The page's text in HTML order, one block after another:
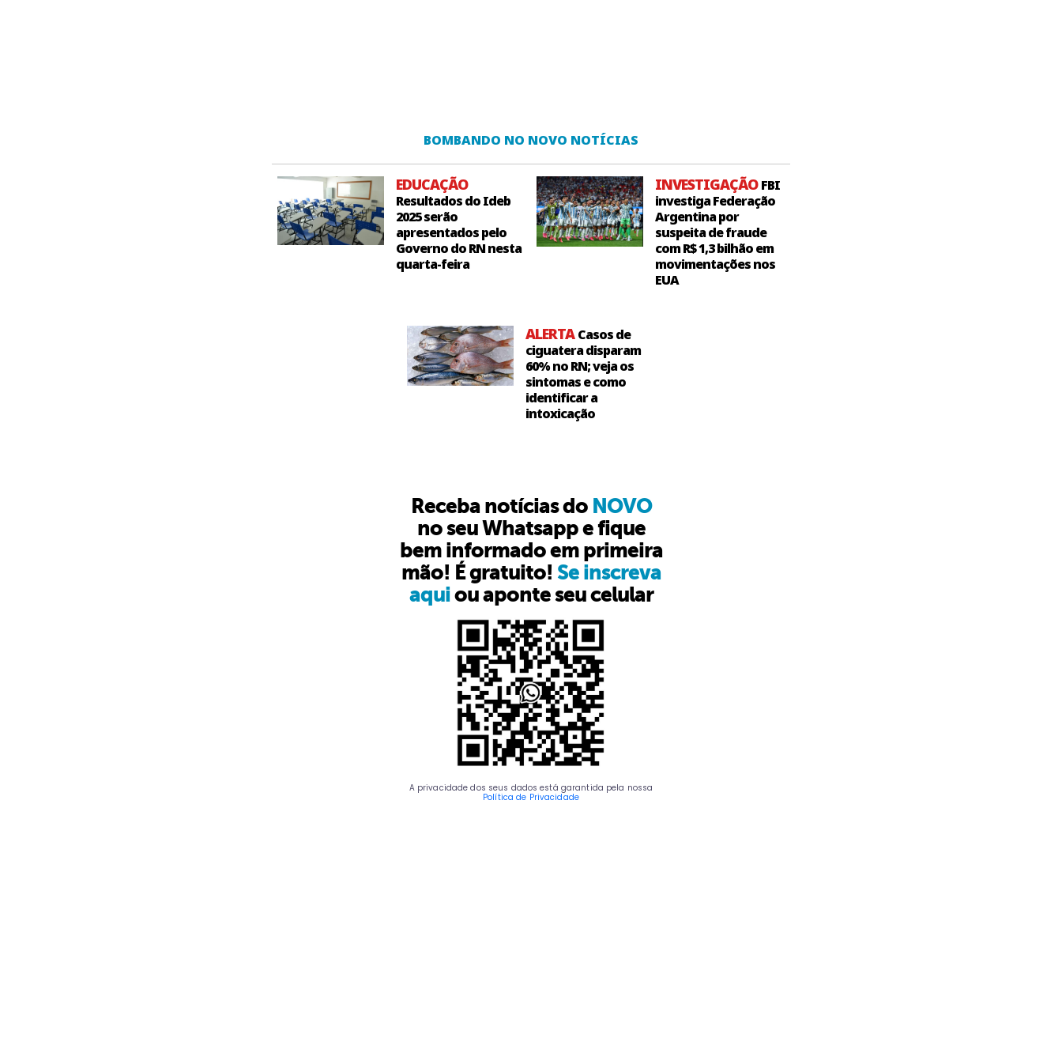
BOMBANDO NO NOVO NOTÍCIAS
EDUCAÇÃO
Resultados do Ideb
2025 serão
apresentados pelo
Governo do RN nesta
quarta-feira
INVESTIGAÇÃOFBI
investiga Federação
Argentina por
suspeita de fraude
com R$ 1,3 bilhão em
movimentações nos
EUA
ALERTACasos de
ciguatera disparam
60% no RN; veja os
sintomas e como
identificar a
intoxicação
Receba notícias do NOVO
no seu Whatsapp e fique
bem informado em primeira
mão! É gratuito! Se inscreva
aquiou aponte seu celular
A privacidade dos seus dados está garantida pela nossa
Política de Privacidade